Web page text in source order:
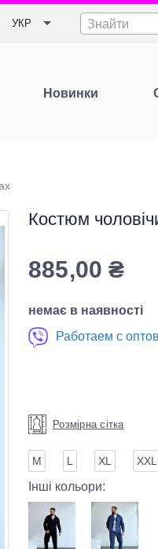
УКР Знайти
Новинки
Костюм
885,00₴
немає в наявності
Работаем с
Розмірна сітка
М L XL XXL
Інші кольори: